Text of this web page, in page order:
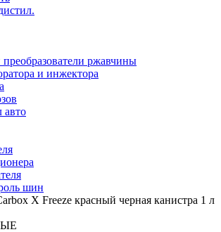
ржавчины
и инжектора
авто
шин
X Freeze красный черная канистра 1 л